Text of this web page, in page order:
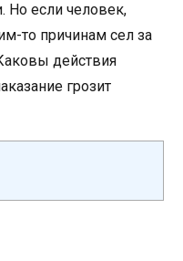
Но если человек,
то причинам сел за
действия
грозит